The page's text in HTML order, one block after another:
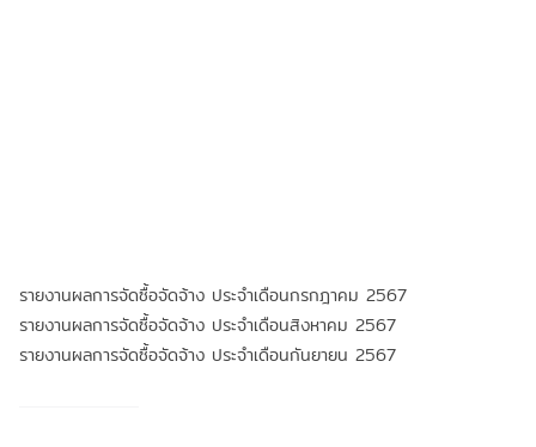
รายงานผลการจัดซื้อจัดจ้าง ประจำเดือนกรกฎาคม 2567
รายงานผลการจัดซื้อจัดจ้าง ประจำเดือนสิงหาคม 2567
รายงานผลการจัดซื้อจัดจ้าง ประจำเดือนกันยายน 2567